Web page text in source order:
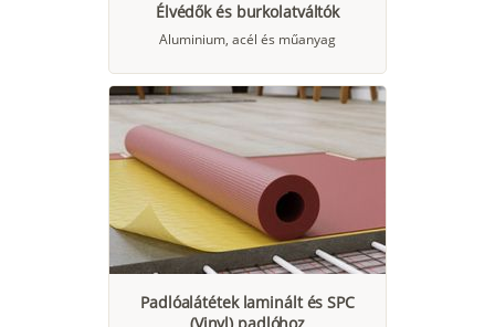
Élvédők és burkolatváltók
Aluminium, acél és műanyag
Padlóalátétek laminált és SPC